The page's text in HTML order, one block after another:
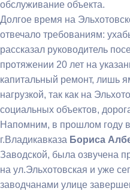
обслуживание объекта.
Долгое время на
отвечало требованиям:
рассказал руководитель
протяжении 20 лет на
капитальный ремонт, лишь
нагрузкой, так как на
социальных объектов,
Напомним, в прошлом году
г.Владикавказа Бориса
Заводской, была озвучена
на ул.Эльхотовская и уже
заводчанами улице